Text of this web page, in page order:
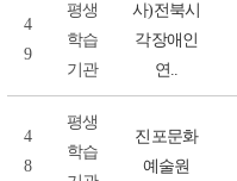
4
9
평생
학습
기관
사)전북시
각장애인
연..
4
8
평생
학습
진포문화
예술원